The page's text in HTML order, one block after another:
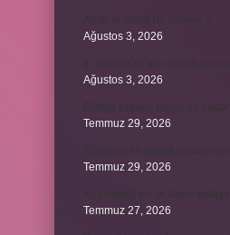
Ağustos 3, 2026
Ağustos 3, 2026
Temmuz 29, 2026
Temmuz 29, 2026
Temmuz 27, 2026